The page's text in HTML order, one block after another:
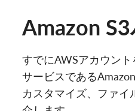
Amazon
すでにAWSアカウン
サービスである
カスタマイズ、ファ